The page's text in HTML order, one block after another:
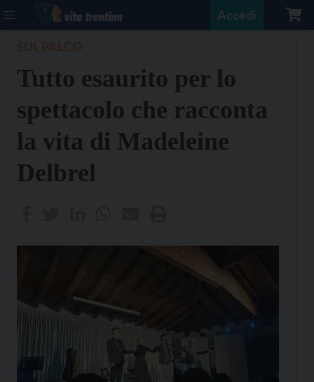
Accedi
Tutto esaurito per lo
spettacolo che racconta
la vita di Madeleine
Delbrel